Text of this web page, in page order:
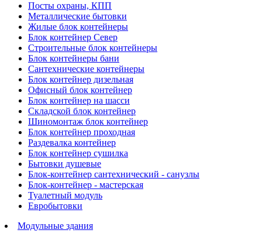
Посты охраны, КПП
Металлические бытовки
Жилые блок контейнеры
Блок контейнер Север
Строительные блок контейнеры
Блок контейнеры бани
Сантехнические контейнеры
Блок контейнер дизельная
Офисный блок контейнер
Блок контейнер на шасси
Складской блок контейнер
Шиномонтаж блок контейнер
Блок контейнер проходная
Раздевалка контейнер
Блок контейнер сушилка
Бытовки душевые
Блок-контейнер сантехнический - санузлы
Блок-контейнер - мастерская
Туалетный модуль
Евробытовки
Модульные здания